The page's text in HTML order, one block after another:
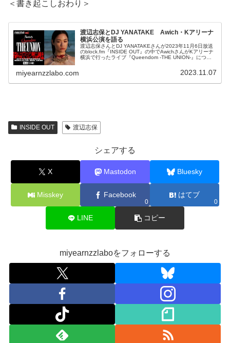
＜書き起こしおわり＞
渡辺志保とDJ YANATAKE Awich・Kアリーナ
横浜公演を語る
渡辺志保さんとDJ YANATAKEさんが2023年11月6日放送
のblock.fm『INSIDE OUT』の中でAwichさんがKアリーナ
横浜で行ったライブ『Queendom -THE UNION-』につい
miyearnzzlabo.com 2023.11.07
INSIDE OUT 渡辺志保
シェアする
X Mastodon Bluesky
Misskey Facebook
0
はてブ
0
LINE コピー
miyearnzzlaboをフォローする